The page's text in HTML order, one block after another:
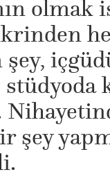
olmak
şey,
şey